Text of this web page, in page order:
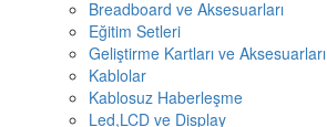
Breadboard ve Aksesuarları
Eğitim Setleri
Geliştirme Kartları ve Aksesuarları
Kablolar
Kablosuz Haberleşme
Led,LCD ve Display